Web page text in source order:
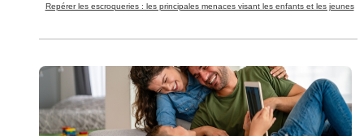
Repérer les escroqueries : les principales menaces visant les enfants et les jeunes